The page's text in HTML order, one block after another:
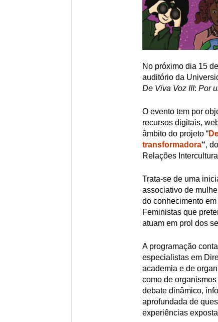
No próximo dia 15
auditório da
De Viva Voz III: Por
O evento tem por
recursos digitais,
âmbito do projeto “
transformadora“,
Relações
Trata-se de uma
associativo de
do conhecimento
Feministas que
atuam em prol dos
A programação
especialistas em
academia e de
como de
debate dinâmico,
aprofundada de
experiências